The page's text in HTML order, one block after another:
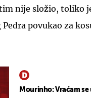
nije složio, toliko
povukao za
Mourinho: Vraćam se